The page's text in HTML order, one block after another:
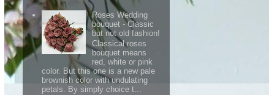
Roses Wedding
bouquet - Classic
but not old fashion!
Classical roses
bouquet means
red, white or pink
color. But this one is a new pale
brownish color with undulating
petals. By simply choice t...